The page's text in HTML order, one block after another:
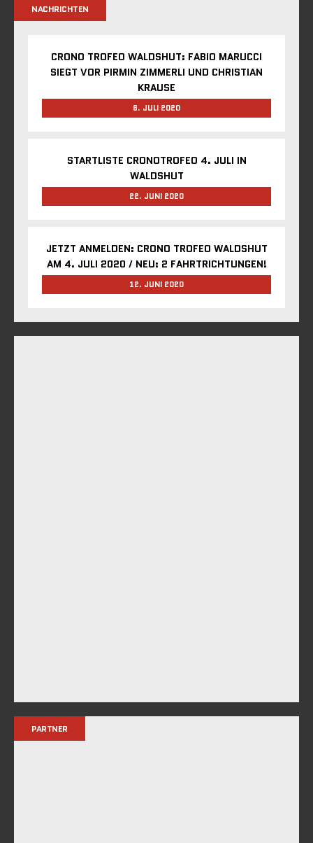
NACHRICHTEN
CRONO TROFEO WALDSHUT: FABIO MARUCCI
SIEGT VOR PIRMIN ZIMMERLI UND CHRISTIAN
KRAUSE
6. JULI 2020
STARTLISTE CRONOTROFEO 4. JULI IN
WALDSHUT
22. JUNI 2020
JETZT ANMELDEN: CRONO TROFEO WALDSHUT
AM 4. JULI 2020 / NEU: 2 FAHRTRICHTUNGEN!
12. JUNI 2020
PARTNER